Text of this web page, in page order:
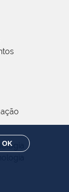
OK